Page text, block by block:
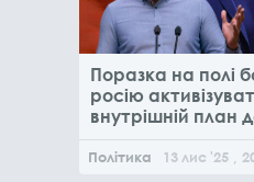
Поразка на полі
росію
внутрішній план
та повалення
ладу в Україні
Політика 13 лис '25 ,